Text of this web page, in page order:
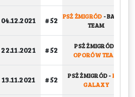
04.12.2021 # 52 PSŻ ŻMIGRÓD -BASKET
TEAM
22.11.2021 # 52 PSŻ ŻMIGRÓD
OPORÓW TEAM
13.11.2021 # 52 PSŻ ŻMIGRÓD-KFV
GALAXY